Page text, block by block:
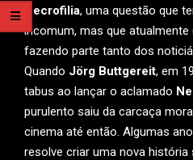
Necrofilia, uma questão que
incomum, mas que
fazendo parte tanto dos
Quando Jörg Buttgereit, em
tabus ao lançar o aclamado
purulento saiu da carcaça
cinema até então. Algumas
resolve criar uma nova